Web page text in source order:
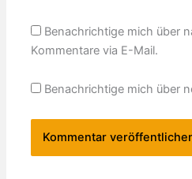
Benachrichtige mich über
Kommentare via E-Mail.
Benachrichtige mich über